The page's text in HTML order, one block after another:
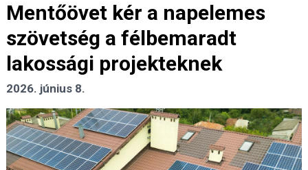
Mentőövet kér a napelemes
szövetség a félbemaradt
lakossági projekteknek
2026. június 8.